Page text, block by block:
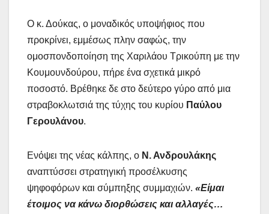
Ο κ. Δούκας, ο μοναδικός υποψήφιος που
προκρίνει, εμμέσως πλην σαφώς, την
ομοσπονδοποίηση της Χαριλάου Τρικούπη με την
Κουμουνδούρου, πήρε ένα σχετικά μικρό
ποσοστό. Βρέθηκε δε στο δεύτερο γύρο από μια
στραβοκλωτσιά της τύχης του κυρίου Παύλου
Γερουλάνου.
Ενόψει της νέας κάλπης, ο Ν. Ανδρουλάκης
αναπτύσσει στρατηγική προσέλκυσης
ψηφοφόρων και σύμπηξης συμμαχιών. «Είμαι
έτοιμος να κάνω διορθώσεις και αλλαγές…